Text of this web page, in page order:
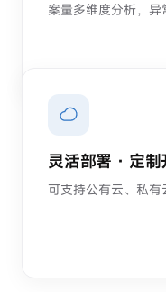
案量多维度分析，异
灵活部署 · 定制
可支持公有云、私有